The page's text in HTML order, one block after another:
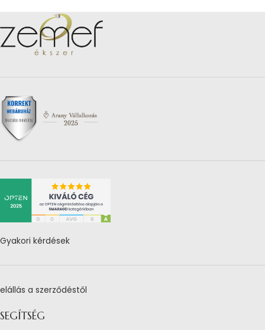
Gyakori kérdések
elállás a szerződéstől
SEGÍTSÉG